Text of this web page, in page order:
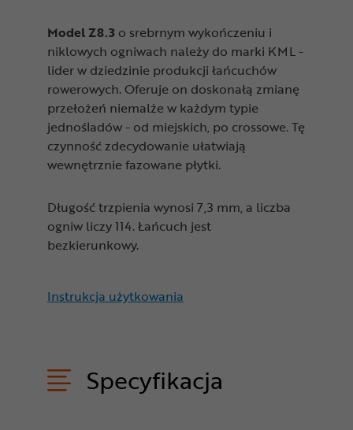
Model Z8.3 o srebrnym wykończeniu i
niklowych ogniwach należy do marki KML -
lider w dziedzinie produkcji łańcuchów
rowerowych. Oferuje on doskonałą zmianę
przełożeń niemalże w każdym typie
jednośladów - od miejskich, po crossowe. Tę
czynność zdecydowanie ułatwiają
wewnętrznie fazowane płytki.
Długość trzpienia wynosi 7,3 mm, a liczba
ogniw liczy 114. Łańcuch jest
bezkierunkowy.
Instrukcja użytkowania
Specyfikacja